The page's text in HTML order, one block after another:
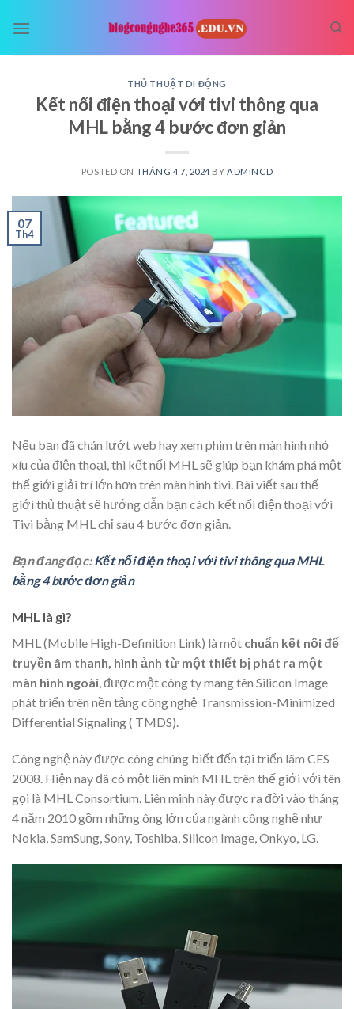
THỦ THUẬT DI ĐỘNG
Kết nối điện thoại với tivi thông qua
MHL bằng 4 bước đơn giản
POSTED ON THÁNG 4 7, 2024 BY ADMINCD
07
Th4
Nếu bạn đã chán lướt web hay xem phim trên màn hình nhỏ
xíu của điện thoại, thì kết nối MHL sẽ giúp bạn khám phá một
thế giới giải trí lớn hơn trên màn hình tivi. Bài viết sau thế
giới thủ thuật sẽ hướng dẫn bạn cách kết nối điện thoại với
Tivi bằng MHL chỉ sau 4 bước đơn giản.
Bạn đang đọc:Kết nối điện thoại với tivi thông qua MHL
bằng 4 bước đơn giản
MHL là gì?
MHL (Mobile High-Definition Link) là một chuẩn kết nối để
truyền âm thanh, hình ảnh từ một thiết bị phát ra một
màn hình ngoài, được một công ty mang tên Silicon Image
phát triển trên nền tảng công nghệ Transmission-Minimized
Differential Signaling ( TMDS).
Công nghệ này được công chúng biết đến tại triển lãm CES
2008. Hiện nay đã có một liên minh MHL trên thế giới với tên
gọi là MHL Consortium. Liên minh này được ra đời vào tháng
4 năm 2010 gồm những ông lớn của ngành công nghệ như
Nokia, SamSung, Sony, Toshiba, Silicon Image, Onkyo, LG.